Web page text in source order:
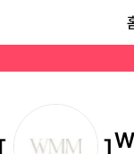
다. 포멀한 수트 셋업으로 주목받기 시작해 현재